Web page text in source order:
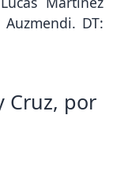
DT:
Cruz, por